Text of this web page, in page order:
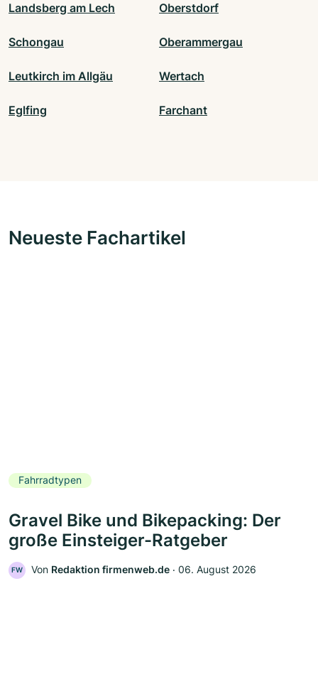
Landsberg am Lech Oberstdorf
Schongau Oberammergau
Leutkirch im Allgäu Wertach
Eglfing Farchant
Neueste Fachartikel
Fahrradtypen
Gravel Bike und Bikepacking: Der
große Einsteiger-Ratgeber
FW Von Redaktion firmenweb.de ‧ 06. August 2026